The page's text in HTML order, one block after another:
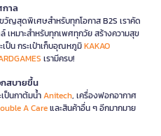
าล
ญสุดพิเศษสำหรับทุกโอกาส B2S เราคัด
เหมาะสำหรับทุกเพศทุกวัย สร้างความสุข
ป็น กระเป๋าเก็บอุณหภูมิKAKAO
เรามีครบ!
กสบายขึ้น
ป็นกาต้มน้ำAnitech, เครื่องฟอกอากาศ
A Careและสินค้าอื่น ๆ อีกมากมาย